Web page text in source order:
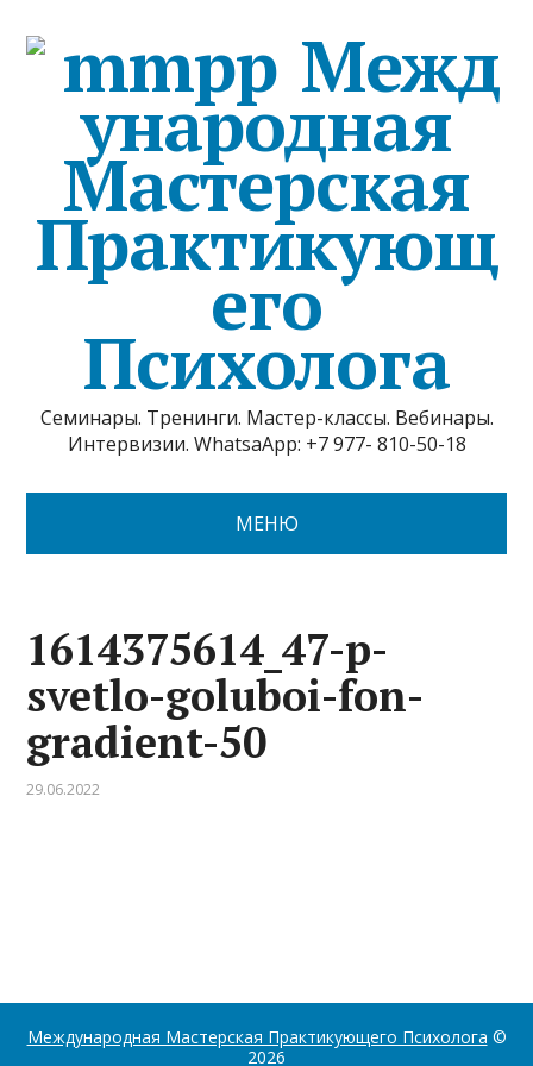
Межд
ународная
Мастерская
Практикующ
его
Психолога
Семинары. Тренинги. Мастер-классы. Вебинары.
Интервизии. WhatsaApp: +7 977- 810-50-18
МЕНЮ
1614375614_47-p-
svetlo-goluboi-fon-
gradient-50
29.06.2022
Международная Мастерская Практикующего Психолога ©
2026